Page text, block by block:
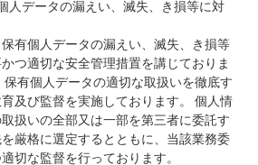
人データの漏えい、滅失、き損等に対
有個人データの漏えい、滅失、き損等
つ適切な安全管理措置を講じておりま
有個人データの適切な取扱いを徹底す
及び監督を実施しております。 個人情
扱いの全部又は一部を第三者に委託す
厳格に選定するとともに、当該業務委
切な監督を行っております。